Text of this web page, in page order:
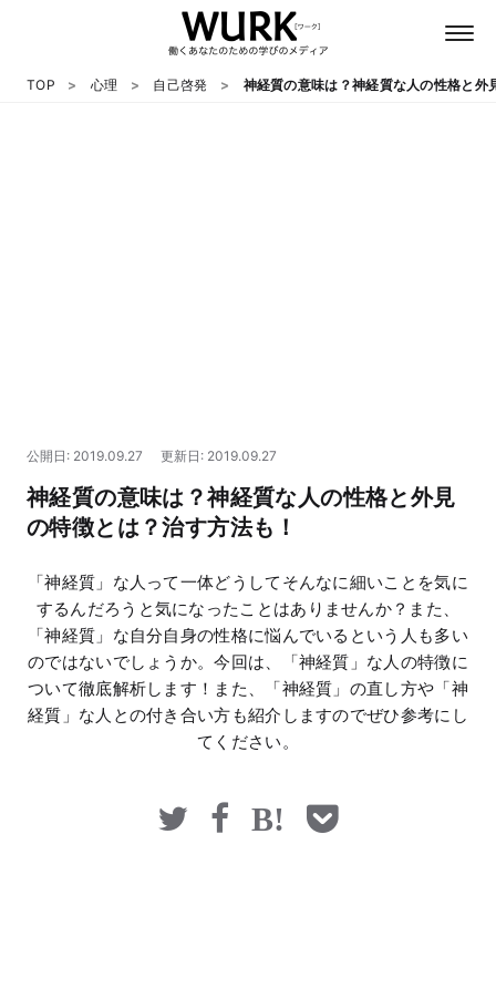
マネー
TOP 心理 自己啓発 神経質の意味は？神経質な人の性格と外
公開日: 2019.09.27 更新日: 2019.09.27
神経質の意味は？神経質な人の性格と外見
の特徴とは？治す方法も！
「神経質」な人って一体どうしてそんなに細いことを気に
するんだろうと気になったことはありませんか？また、
「神経質」な自分自身の性格に悩んでいるという人も多い
のではないでしょうか。今回は、「神経質」な人の特徴に
ついて徹底解析します！また、「神経質」の直し方や「神
経質」な人との付き合い方も紹介しますのでぜひ参考にし
てください。